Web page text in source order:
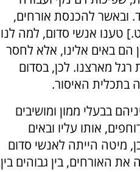
ובאשר להכנסת אורחים,
טענו אנשי סדום, למה לנו
הם באים אלינו, אלא לחסר
רגל מארצנו. לכן, בסדום
בתכלית האיסור.
בבעלי ממון ומושיבים
אותו עליו ובאים
מיטה הייתה לאנשי סדום
האורחים, בין גבוהים בין